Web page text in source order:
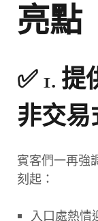
亮點
✅ 1. 提
非交易
賓客們一再強
刻起：
入口處熱情